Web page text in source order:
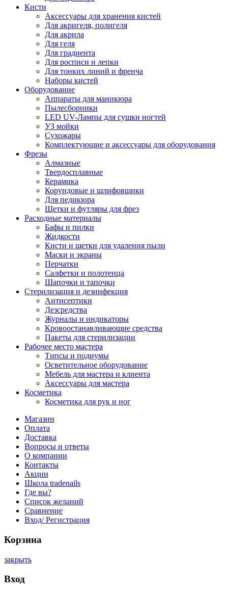
Кисти
Аксессуары для хранения кистей
Для акригеля, полигеля
Для акрила
Для геля
Для градиента
Для росписи и лепки
Для тонких линий и френча
Наборы кистей
Оборудование
Аппараты для маникюра
Пылесборники
LED UV-Лампы для сушки ногтей
УЗ мойки
Сухожары
Комплектующие и аксессуары для оборудования
Фрезы
Алмазные
Твердосплавные
Керамика
Корундовые и шлифовщики
Для педикюра
Щетки и футляры для фрез
Расходные материалы
Бафы и пилки
Жидкости
Кисти и щетки для удаления пыли
Маски и экраны
Перчатки
Салфетки и полотенца
Шапочки и тапочки
Стерилизация и дезинфекция
Антисептики
Дезсредства
Журналы и индикаторы
Кровоостанавливающие средства
Пакеты для стерилизации
Рабочее место мастера
Типсы и подиумы
Осветительное оборудование
Мебель для мастера и клиента
Аксессуары для мастера
Косметика
Косметика для рук и ног
Магазин
Оплата
Доставка
Вопросы и ответы
О компании
Контакты
Акции
Школа tradenails
Где вы?
Список желаний
Сравнение
Вход/ Регистрация
Корзина
закрыть
Вход